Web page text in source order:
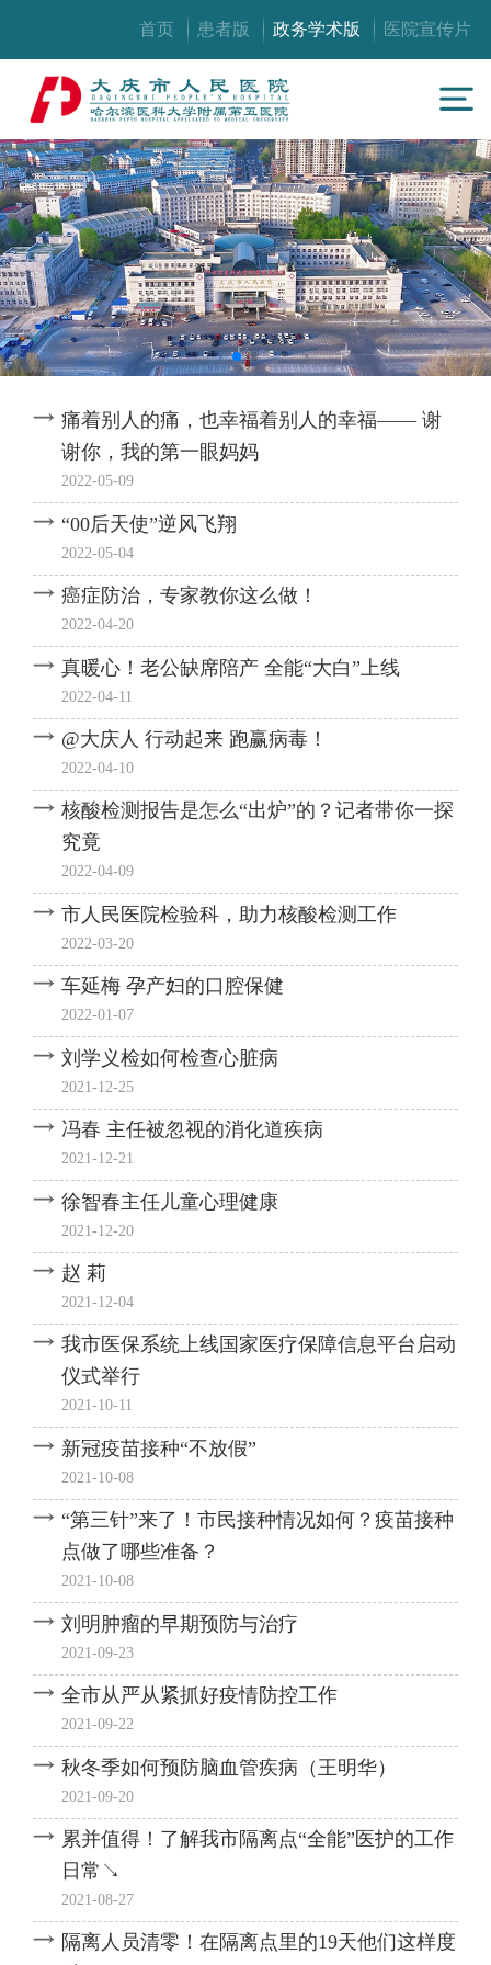
首页 患者版 政务学术版 医院宣传片
痛着别人的痛，也幸福着别人的幸福—— 谢
谢你，我的第一眼妈妈
2022-05-09
“00后天使”逆风飞翔
2022-05-04
癌症防治，专家教你这么做！
2022-04-20
真暖心！老公缺席陪产 全能“大白”上线
2022-04-11
@大庆人 行动起来 跑赢病毒！
2022-04-10
核酸检测报告是怎么“出炉”的？记者带你一探
究竟
2022-04-09
市人民医院检验科，助力核酸检测工作
2022-03-20
车延梅 孕产妇的口腔保健
2022-01-07
刘学义检如何检查心脏病
2021-12-25
冯春 主任被忽视的消化道疾病
2021-12-21
徐智春主任儿童心理健康
2021-12-20
赵 莉
2021-12-04
我市医保系统上线国家医疗保障信息平台启动
仪式举行
2021-10-11
新冠疫苗接种“不放假”
2021-10-08
“第三针”来了！市民接种情况如何？疫苗接种
点做了哪些准备？
2021-10-08
刘明肿瘤的早期预防与治疗
2021-09-23
全市从严从紧抓好疫情防控工作
2021-09-22
秋冬季如何预防脑血管疾病（王明华）
2021-09-20
累并值得！了解我市隔离点“全能”医护的工作
日常↘
2021-08-27
隔离人员清零！在隔离点里的19天他们这样度